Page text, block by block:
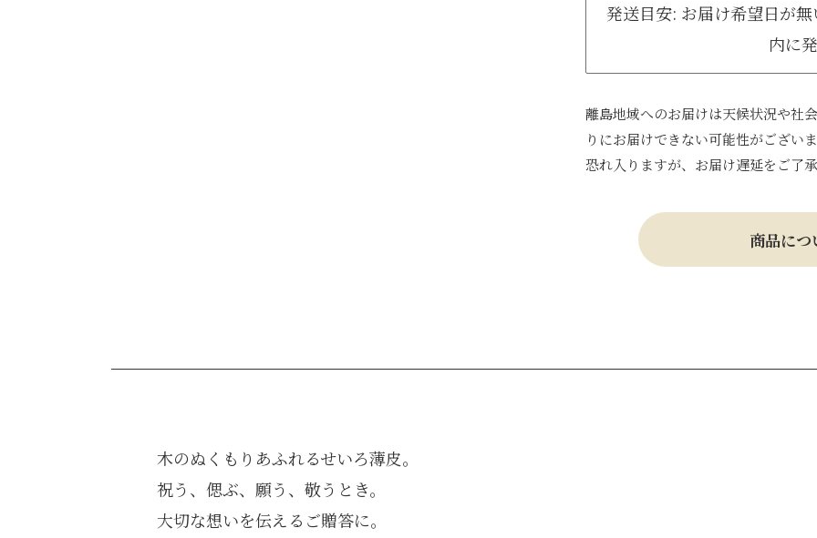
発送目安: お届け希望日が
内に
離島地域へのお届けは天候状況や社
りにお届けできない可能性がございま
恐れ入りますが、お届け遅延をご了
商品に
木のぬくもりあふれるせいろ薄皮。
祝う、偲ぶ、願う、敬うとき。
大切な想いを伝えるご贈答に。